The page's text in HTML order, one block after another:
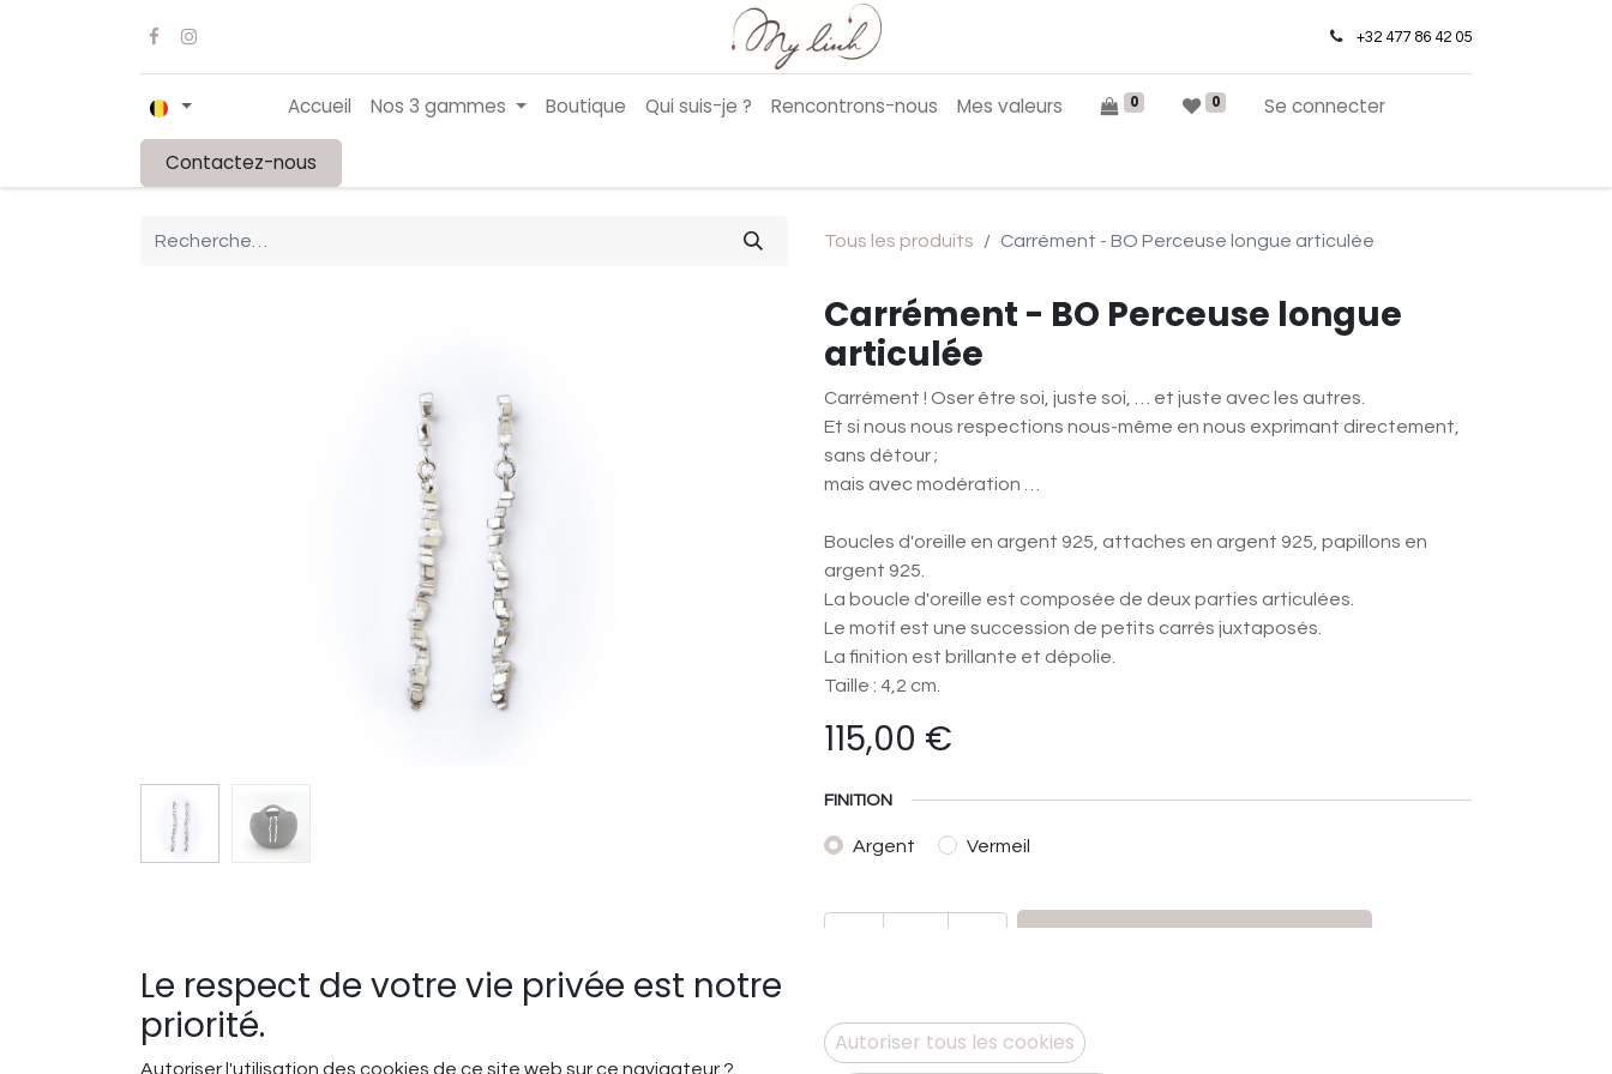
+32 477 86 42 05
Accueil Nos 3 gammes Boutique Qui suis-je ? Rencontrons-nous Mes valeurs 0 0 Se connecter
Contactez-nous
Tous les produits Carrément - BO Perceuse longue articulée
Carrément - BO Perceuse longue
articulée
Carrément ! Oser être soi, juste soi, … et juste avec les autres.
Et si nous nous respections nous-même en nous exprimant directement,
sans détour ;
mais avec modération …
Boucles d'oreille en argent 925, attaches en argent 925, papillons en
argent 925.
La boucle d'oreille est composée de deux parties articulées.
Le motif est une succession de petits carrés juxtaposés.
La finition est brillante et dépolie.
Taille : 4,2 cm.
115,00 €
FINITION
Argent Vermeil
Le respect de votre vie privée est notre
priorité.
Autoriser l'utilisation des cookies de ce site web sur ce navigateur ?
Autoriser tous les cookies